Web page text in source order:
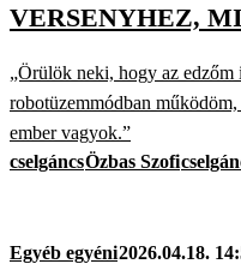
VERSENYHEZ,
„Örülök neki, hogy az edzőm
robotüzemmódban
ember vagyok.”
cselgáncsÖzbas Szofi
Egyéb egyéni2026.04.18.